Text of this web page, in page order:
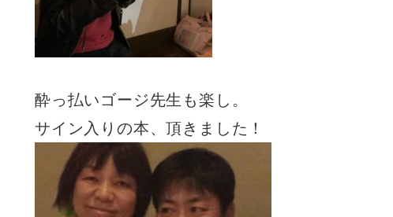
酔っ払いゴージ先生も楽し。
サイン入りの本、頂きました！